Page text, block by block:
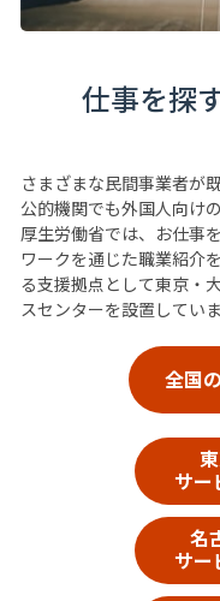
仕事を探
さまざまな民間事業者が
公的機関でも外国人向け
厚生労働省では、お仕事
ワークを通じた職業紹介
る支援拠点として東京・
スセンターを設置していま
全国
サー
名
サー